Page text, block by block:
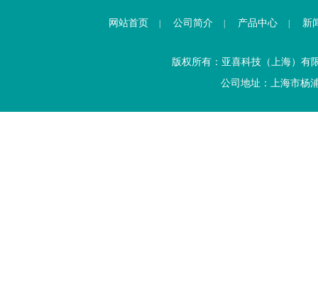
网站首页 公司简介 产品中心 新
版权所有：亚喜科技（上海）
公司地址：上海市杨